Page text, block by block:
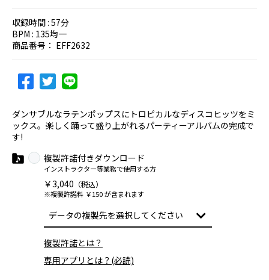
収録時間 : 57分
BPM : 135均一
商品番号： EFF2632
ダンサブルなラテンポップスにトロピカルなディスコヒッツをミ
ックス。楽しく踊って盛り上がれるパーティーアルバムの完成で
す!
複製許諾付きダウンロード
インストラクター等業務で使用する方
￥3,040 （税込）
※複製許諾料 ￥150 が含まれます
複製許諾とは？
専用アプリとは？(必読)